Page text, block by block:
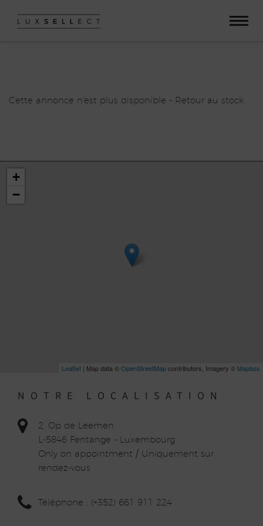
Cette annonce n'est plus disponible - Retour au stock
+
−
Leaflet | Map data ©OpenStreetMapcontributors, Imagery © Mapbox
NOTRE LOCALISATION
2, Op de Leemen
L-5846 Fentange - Luxembourg
Only on appointment / Uniquement sur
rendez-vous
Téléphone : (+352) 661 911 224